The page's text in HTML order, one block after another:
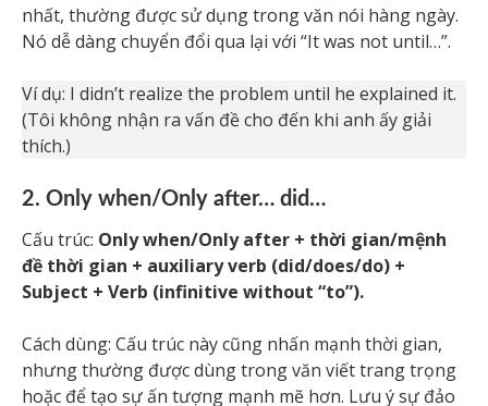
nhất, thường được sử dụng trong văn nói hàng ngày.
Nó dễ dàng chuyển đổi qua lại với “It was not until…”.
Ví dụ: I didn’t realize the problem until he explained it.
(Tôi không nhận ra vấn đề cho đến khi anh ấy giải
thích.)
2. Only when/Only after… did…
Cấu trúc: Only when/Only after + thời gian/mệnh
đề thời gian + auxiliary verb (did/does/do) +
Subject + Verb (infinitive without “to”).
Cách dùng: Cấu trúc này cũng nhấn mạnh thời gian,
nhưng thường được dùng trong văn viết trang trọng
hoặc để tạo sự ấn tượng mạnh mẽ hơn. Lưu ý sự đảo